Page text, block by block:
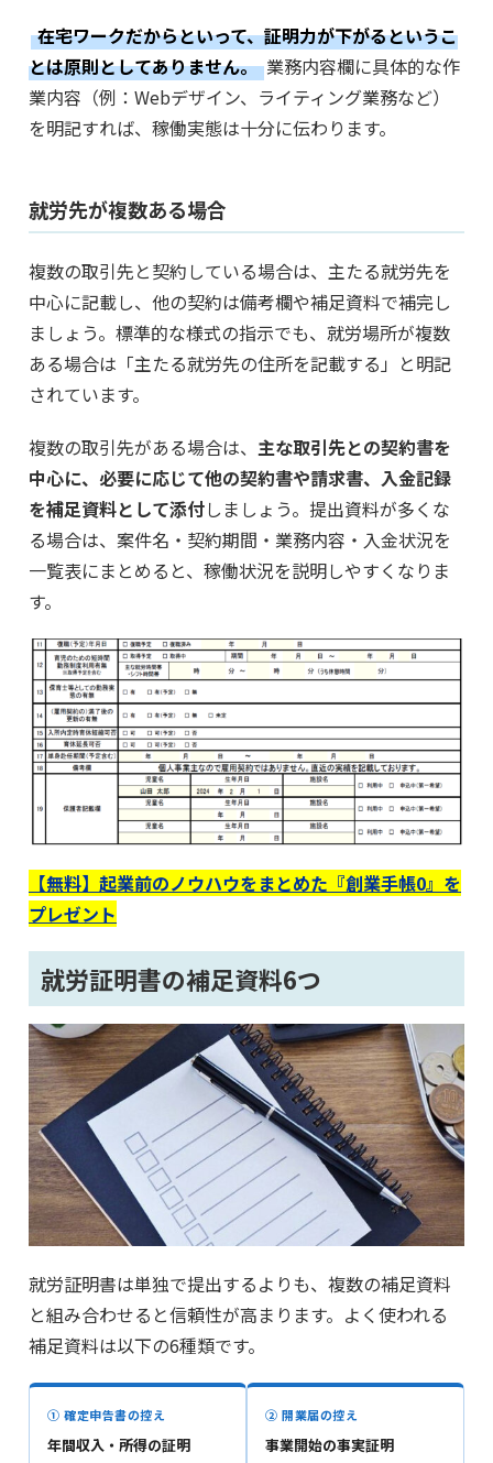
在宅ワークだからといって、証明力が下がるというこ
とは原則としてありません。 業務内容欄に具体的な作
業内容（例：Webデザイン、ライティング業務など）
を明記すれば、稼働実態は十分に伝わります。
就労先が複数ある場合
複数の取引先と契約している場合は、主たる就労先を
中心に記載し、他の契約は備考欄や補足資料で補完し
ましょう。標準的な様式の指示でも、就労場所が複数
ある場合は「主たる就労先の住所を記載する」と明記
されています。
複数の取引先がある場合は、 主な取引先との契約書を
中心に、必要に応じて他の契約書や請求書、入金記録
を補足資料として添付しましょう。提出資料が多くな
る場合は、案件名・契約期間・業務内容・入金状況を
一覧表にまとめると、稼働状況を説明しやすくなりま
す。
【無料】起業前のノウハウをまとめた『創業手帳0』を
プレゼント
就労証明書の補足資料6つ
就労証明書は単独で提出するよりも、複数の補足資料
と組み合わせると信頼性が高まります。よく使われる
補足資料は以下の6種類です。
① 確定申告書の控え
年間収入・所得の証明
② 開業届の控え
事業開始の事実証明